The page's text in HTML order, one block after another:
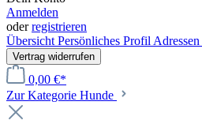
Anmelden
oderregistrieren
ÜbersichtPersönliches ProfilAdressen
Vertrag widerrufen
0,00 €*
Zur Kategorie Hunde